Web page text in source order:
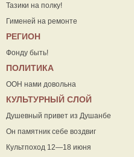
Тазики на полку!
Гименей на ремонте
РЕГИОН
Фонду быть!
ПОЛИТИКА
ООН нами довольна
КУЛЬТУРНЫЙ СЛОЙ
Душевный привет из Душанбе
Он памятник себе воздвиг
Культпоход 12—18 июня